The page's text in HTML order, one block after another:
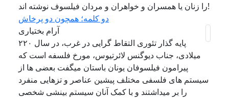
را زنان یا همسران و خواهران و مردان فیلسوف نوشته اند!
دو کلمه؛ همچون دو پرخاش
آرام بختیاری
پایه گذار تئوری التقاط گرایی در غرب، در سال ۲۲۰
میلادی، جناب دیوگنس لائرتیوس، مورخ فلسفه است که
پیرامون فیلسوفان یونان باستان میگفت بعضی ها از
سیستم های فلسفی مختلف پیشین عناصر و تزهایی منفرد
را بر میداشتند و با کمک آنان سیستم بینشی شخصی